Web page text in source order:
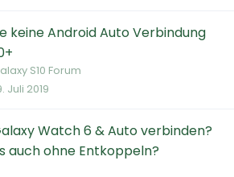
keine Android Auto Verbindung
S10 Forum
Juli 2019
Watch 6 & Auto verbinden?
auch ohne Entkoppeln?